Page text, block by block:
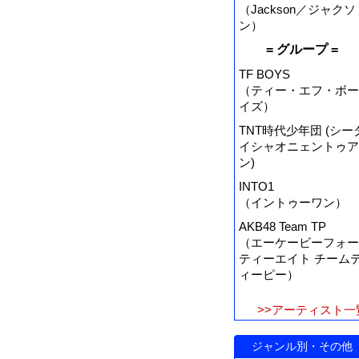
（Jackson／ジャクソ
ン）
= グループ =
TF BOYS
（ティー・エフ・ボー
イズ）
TNT時代少年団 (シー
イシャオニェントゥア
ン)
INTO1
（イントゥーワン）
AKB48 Team TP
（エーケービーフォー
ティーエイト チーム
ィーピー）
>>アーティスト一
ジャンル別・その他